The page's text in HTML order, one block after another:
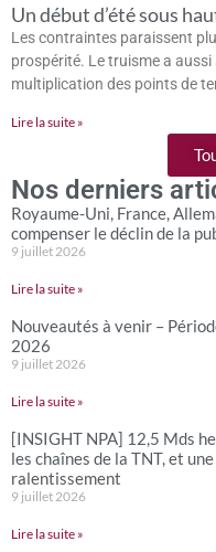
Un début d’été sous
Les contraintes paraissent
prospérité. Le truisme a aussi
multiplication des points de
Lire la suite »
Nos derniers
Royaume-Uni, France,
compenser le déclin de la
9 juillet 2026
Lire la suite »
Nouveautés à venir –
2026
9 juillet 2026
Lire la suite »
[INSIGHT NPA] 12,5 Mds
les chaînes de la TNT, et
ralentissement
9 juillet 2026
Lire la suite »